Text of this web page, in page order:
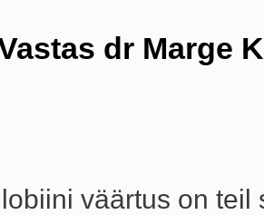
dr Marge
väärtus on teil